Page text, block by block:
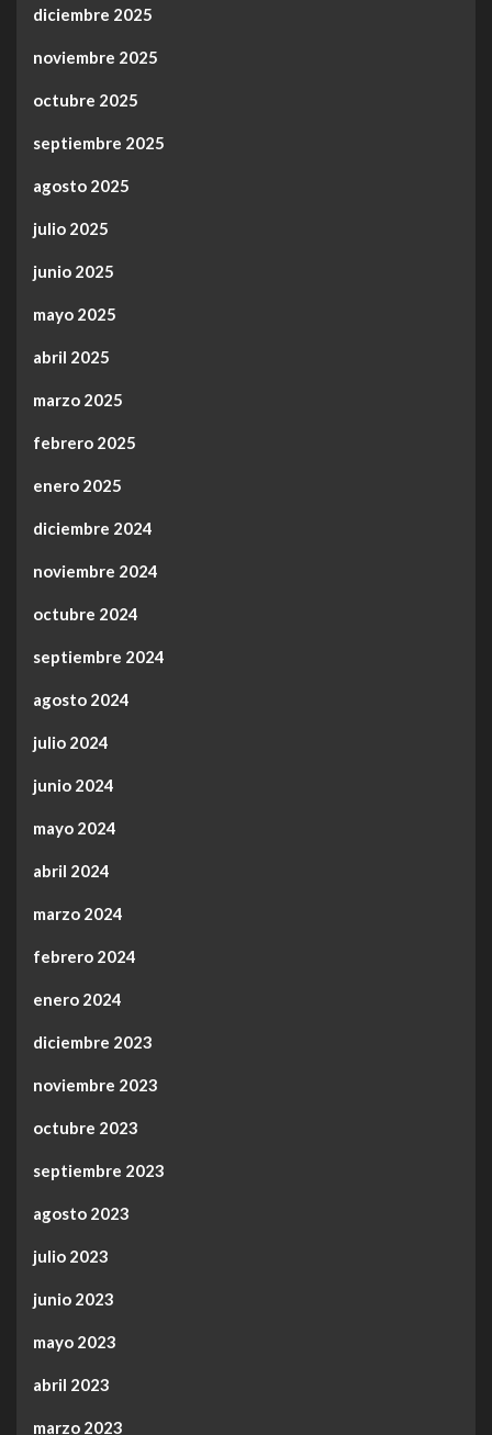
diciembre 2025
noviembre 2025
octubre 2025
septiembre 2025
agosto 2025
julio 2025
junio 2025
mayo 2025
abril 2025
marzo 2025
febrero 2025
enero 2025
diciembre 2024
noviembre 2024
octubre 2024
septiembre 2024
agosto 2024
julio 2024
junio 2024
mayo 2024
abril 2024
marzo 2024
febrero 2024
enero 2024
diciembre 2023
noviembre 2023
octubre 2023
septiembre 2023
agosto 2023
julio 2023
junio 2023
mayo 2023
abril 2023
marzo 2023